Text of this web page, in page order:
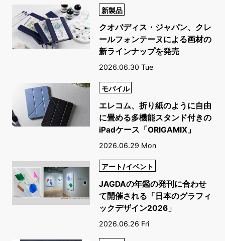
新製品
クオバディス・ジャパン、クレ
ールフォンテーヌによる画材の
新ラインナップを発売
2026.06.30 Tue
モバイル
エレコム、折り紙のように自由
に畳める多機能スタンド付きの
iPadケース「ORIGAMIX」
2026.06.29 Mon
アート/イベント
JAGDAの年鑑の発刊に合わせ
て開催される「日本のグラフィ
ックデザイン2026」
2026.06.26 Fri